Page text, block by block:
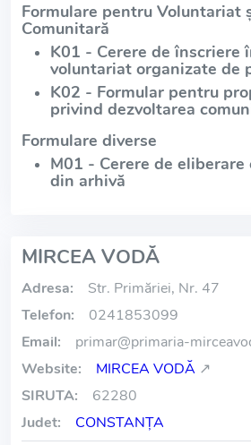
Formulare pentru Voluntariat
Comunitară
K01 - Cerere de înscriere
voluntariat organizate de
K02 - Formular pentru
privind dezvoltarea
Formulare diverse
M01 - Cerere de
din arhivă
MIRCEA VODĂ
Adresa:
Str. Primăriei, Nr. 47
Telefon:
0241853099
Email:
primar@primaria-
Website:
MIRCEA VODĂ ↗
SIRUTA:
62280
Judet:
CONSTANŢA